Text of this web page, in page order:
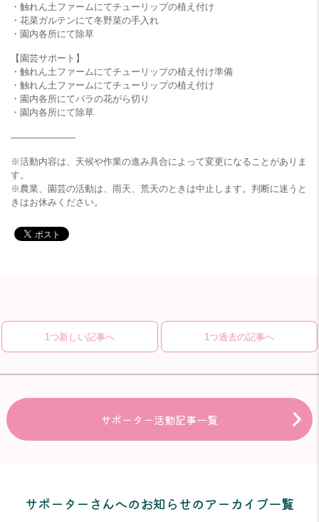
・触れん土ファームにてチューリップの植え付け
・花菜ガルテンにて冬野菜の手入れ
・園内各所にて除草
【園芸サポート】
・触れん土ファームにてチューリップの植え付け準備
・触れん土ファームにてチューリップの植え付け
・園内各所にてバラの花がら切り
・園内各所にて除草
———————
※活動内容は、天候や作業の進み具合によって変更になることがありま
す。
※農業、園芸の活動は、雨天、荒天のときは中止します。判断に迷うと
きはお休みください。
1つ新しい記事へ 1つ過去の記事へ
サポーター活動記事一覧
サポーターさんへのお知らせのアーカイブ一覧